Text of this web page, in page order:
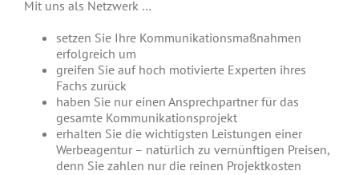
Mit uns als Netzwerk …
setzen Sie Ihre Kommunikationsmaßnahmen
erfolgreich um
greifen Sie auf hoch motivierte Experten ihres
Fachs zurück
haben Sie nur einen Ansprechpartner für das
gesamte Kommunikationsprojekt
erhalten Sie die wichtigsten Leistungen einer
Werbeagentur – natürlich zu vernünftigen Preisen,
denn Sie zahlen nur die reinen Projektkosten